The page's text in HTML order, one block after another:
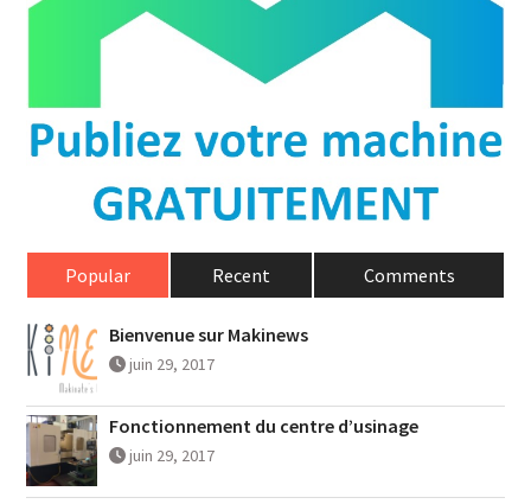
Popular Recent Comments
Bienvenue sur Makinews
juin 29, 2017
Fonctionnement du centre d’usinage
juin 29, 2017